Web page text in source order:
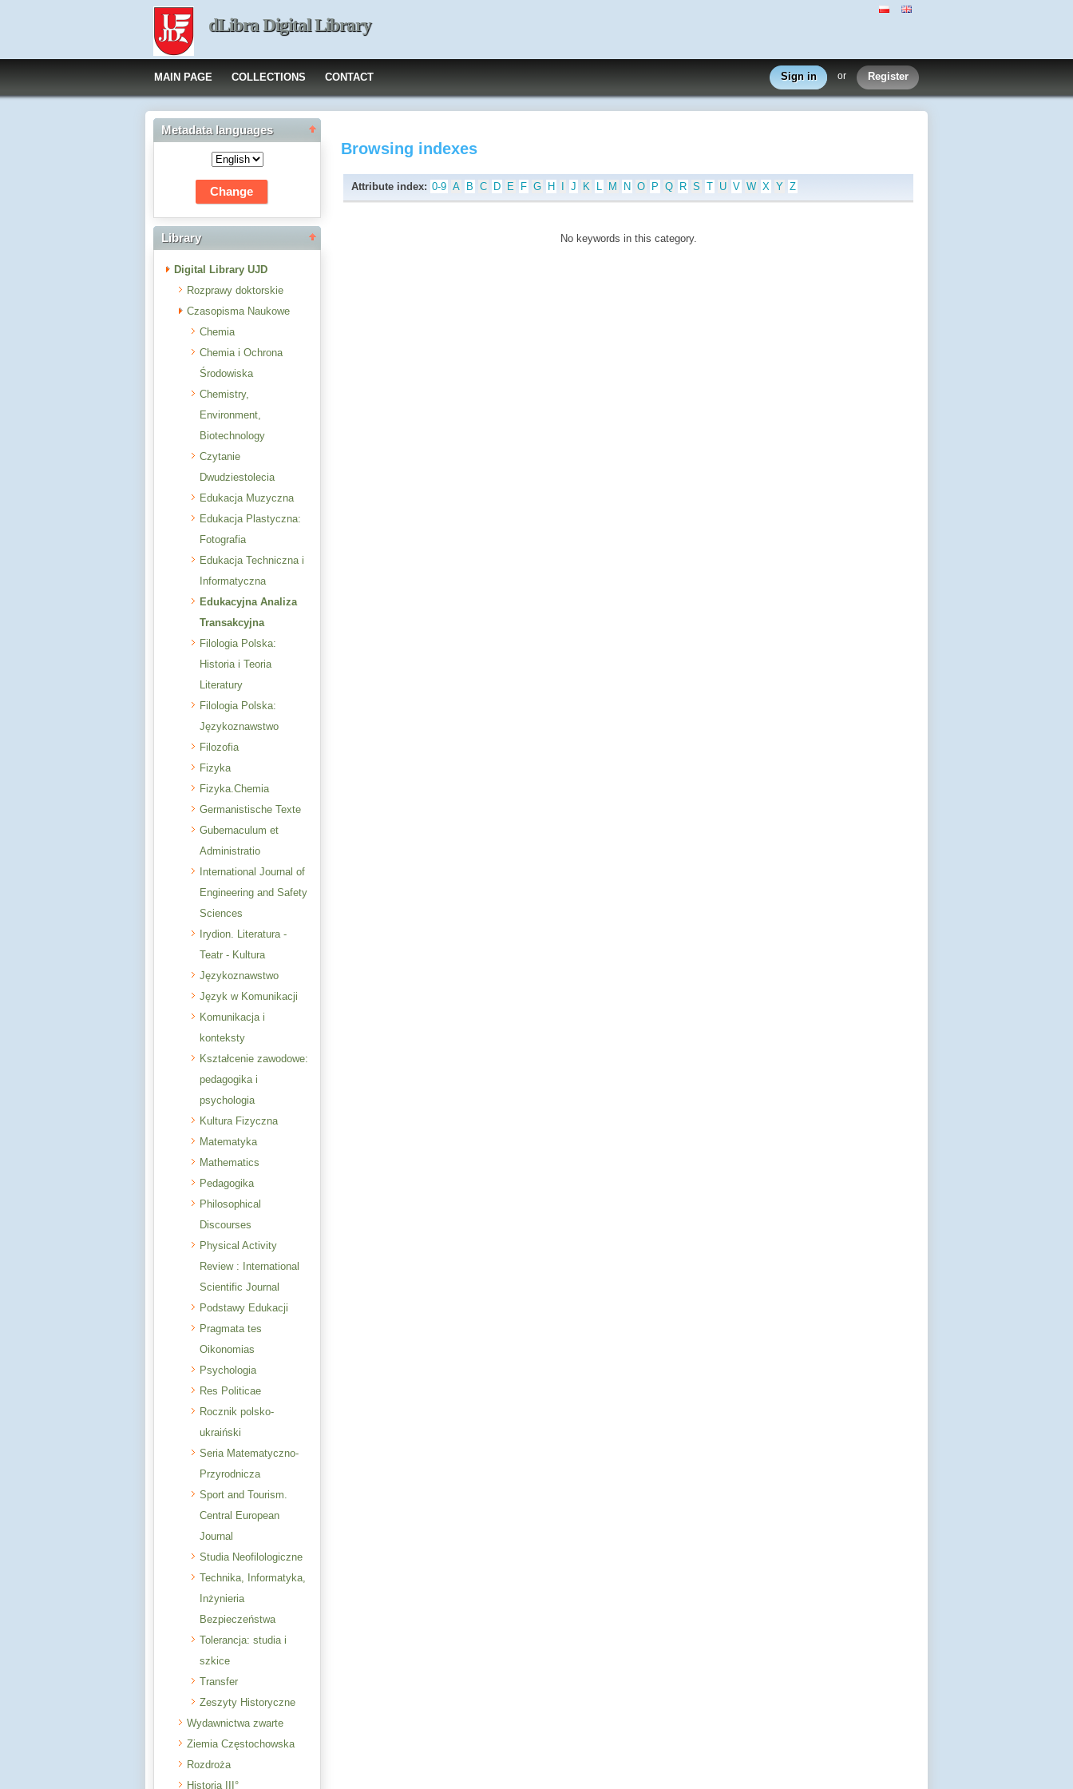
dLibra Digital Library
MAIN PAGE COLLECTIONS CONTACT Sign in or Register
Metadata languages
Library
Digital Library UJD
Rozprawy doktorskie
Czasopisma Naukowe
Chemia
Chemia i Ochrona
Środowiska
Chemistry,
Environment,
Biotechnology
Czytanie
Dwudziestolecia
Edukacja Muzyczna
Edukacja Plastyczna:
Fotografia
Edukacja Techniczna i
Informatyczna
Edukacyjna Analiza
Transakcyjna
Filologia Polska:
Historia i Teoria
Literatury
Filologia Polska:
Językoznawstwo
Filozofia
Fizyka
Fizyka.Chemia
Germanistische Texte
Gubernaculum et
Administratio
International Journal of
Engineering and Safety
Sciences
Irydion. Literatura -
Teatr - Kultura
Językoznawstwo
Język w Komunikacji
Komunikacja i
konteksty
Kształcenie zawodowe:
pedagogika i
psychologia
Kultura Fizyczna
Matematyka
Mathematics
Pedagogika
Philosophical
Discourses
Physical Activity
Review : International
Scientific Journal
Podstawy Edukacji
Pragmata tes
Oikonomias
Psychologia
Res Politicae
Rocznik polsko-
ukraiński
Seria Matematyczno-
Przyrodnicza
Sport and Tourism.
Central European
Journal
Studia Neofilologiczne
Technika, Informatyka,
Inżynieria
Bezpieczeństwa
Tolerancja: studia i
szkice
Transfer
Zeszyty Historyczne
Wydawnictwa zwarte
Ziemia Częstochowska
Rozdroża
Historia III°
Browsing indexes
Attribute index: 0-9 A B C D E F G H J K L M N O P Q R S T U V W X Y Z
No keywords in this category.